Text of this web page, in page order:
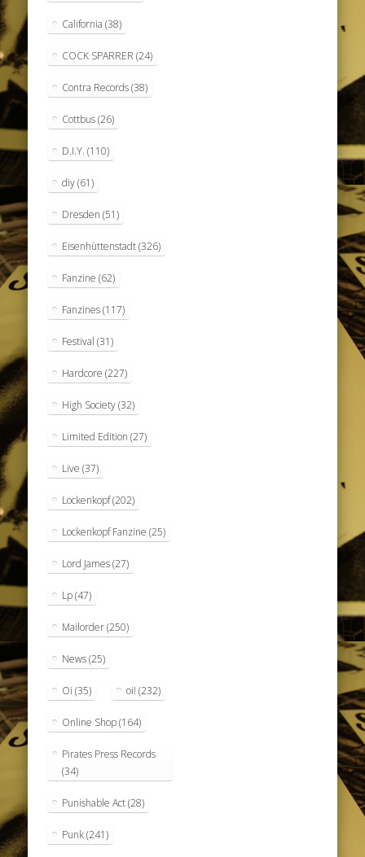
California (38)
COCK SPARRER (24)
Contra Records(38)
Cottbus(26)
D.I.Y. (110)
diy(61)
Dresden (51)
Eisenhüttenstadt(326)
Fanzine (62)
Fanzines(117)
Festival (31)
Hardcore (227)
High Society(32)
Limited Edition (27)
Live (37)
Lockenkopf(202)
Lockenkopf Fanzine (25)
Lord James(27)
Lp(47)
Mailorder(250)
News(25)
Oi (35) oi! (232)
Online Shop(164)
Pirates Press Records
(34)
Punishable Act(28)
Punk(241)